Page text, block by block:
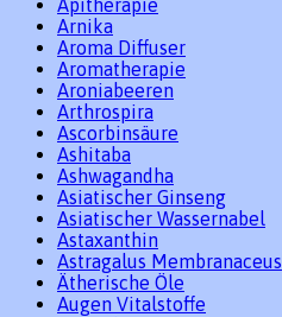
Apitherapie
Arnika
Aroma Diffuser
Aromatherapie
Aroniabeeren
Arthrospira
Ascorbinsäure
Ashitaba
Ashwagandha
Asiatischer Ginseng
Asiatischer Wassernabel
Astaxanthin
Astragalus Membranaceus
Ätherische Öle
Augen Vitalstoffe